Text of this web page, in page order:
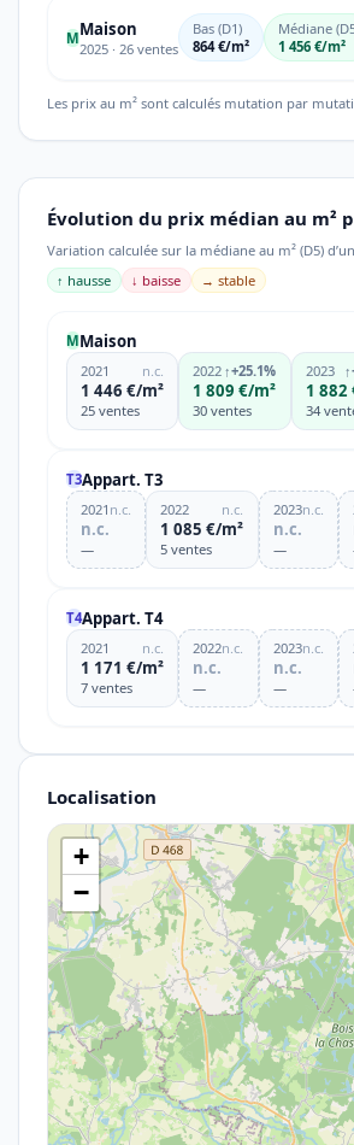
MMaison
2025 · 26 ventes
Bas (D1)
864 €/m²
Médiane
1 456 €/m²
Les prix au m² sont calculés mutation par
Évolution du prix médian au m²
Variation calculée sur la médiane au m² (D5)
↑ hausse
↓ baisse → stable
MMaison
2021 n.c.
1 446 €/m²
25 ventes
2022 ↑+25.1%
1 809 €/m²
30 ventes
2023 ↑
1 882
34
T3Appart. T3
2021 n.c.
n.c.
—
2022 n.c.
1 085 €/m²
5 ventes
2023n.c.
n.c.
—
T4Appart. T4
2021 n.c.
1 171 €/m²
7 ventes
2022n.c.
n.c.
—
2023n.c.
n.c.
—
Localisation
+
−